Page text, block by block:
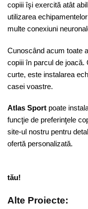
copiii îşi exercită atât
utilizarea
multe conexiuni
Cunoscând acum toate
copiii în parcul de joacă.
curte, este instalarea
casei voastre.
Atlas Sport poate
funcţie de preferinţele
site-ul nostru pentru
ofertă personalizată.
Fii
tău!
Alte Proiecte: